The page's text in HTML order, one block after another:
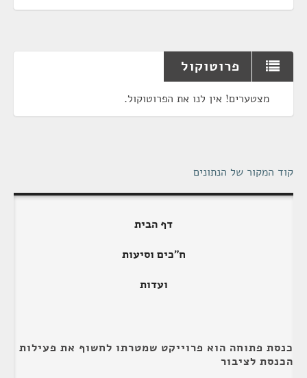
פרוטוקול
מצטערים! אין לנו את הפרוטוקול.
קוד המקור של הנתונים
דף הבית
ח"כים וסיעות
ועדות
כנסת פתוחה הוא פרוייקט שמטרתו לחשוף את פעילות
הכנסת לציבור